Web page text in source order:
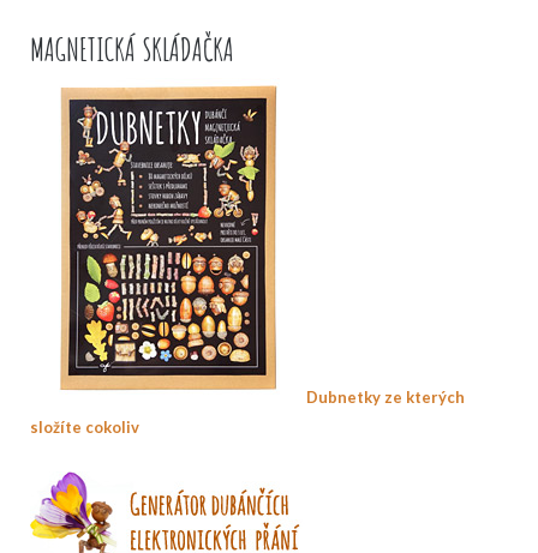
MAGNETICKÁ SKLÁDAČKA
Dubnetky ze kterých
složíte cokoliv